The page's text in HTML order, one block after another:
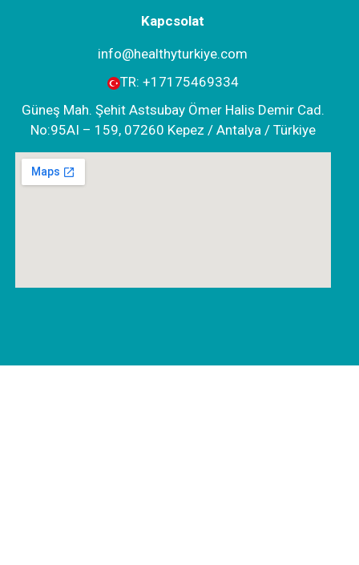
Kapcsolat
info@healthyturkiye.com
TR: +‪17175469334‬
Güneş Mah. Şehit Astsubay Ömer Halis Demir Cad.
No:95AI – 159, 07260 Kepez / Antalya / Türkiye